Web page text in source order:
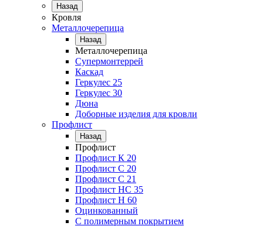
Назад
Кровля
Металлочерепица
Назад
Металлочерепица
Супермонтеррей
Каскад
Геркулес 25
Геркулес 30
Дюна
Доборные изделия для кровли
Профлист
Назад
Профлист
Профлист К 20
Профлист С 20
Профлист C 21
Профлист НС 35
Профлист Н 60
Оцинкованный
С полимерным покрытием